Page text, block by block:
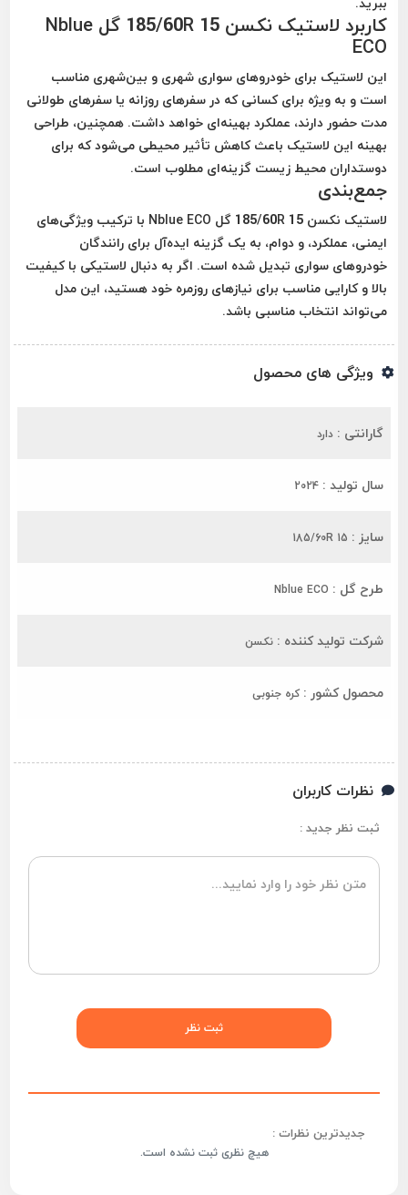
کاربرد لاستیک نکسن 185/60R 15 گل Nblue
ECO
این لاستیک برای خودروهای سواری شهری و بین‌شهری مناسب
است و به ویژه برای کسانی که در سفرهای روزانه یا سفرهای طولانی
مدت حضور دارند، عملکرد بهینه‌ای خواهد داشت. همچنین، طراحی
بهینه این لاستیک باعث کاهش تأثیر محیطی می‌شود که برای
دوستداران محیط زیست گزینه‌ای مطلوب است.
جمع‌بندی
لاستیک نکسن 185/60R 15 گل Nblue ECO با ترکیب ویژگی‌های
ایمنی، عملکرد، و دوام، به یک گزینه ایده‌آل برای رانندگان
خودروهای سواری تبدیل شده است. اگر به دنبال لاستیکی با کیفیت
بالا و کارایی مناسب برای نیازهای روزمره خود هستید، این مدل
می‌تواند انتخاب مناسبی باشد.
ویژگی های محصول
گارانتی : دارد
سال تولید : 2024
سایز : 185/60R 15
طرح گل : Nblue ECO
شرکت تولید کننده : نکسن
محصول کشور : کره جنوبی
نظرات کاربران
ثبت نظر جدید :
جدیدترین نظرات :
هیچ نظری ثبت نشده است.